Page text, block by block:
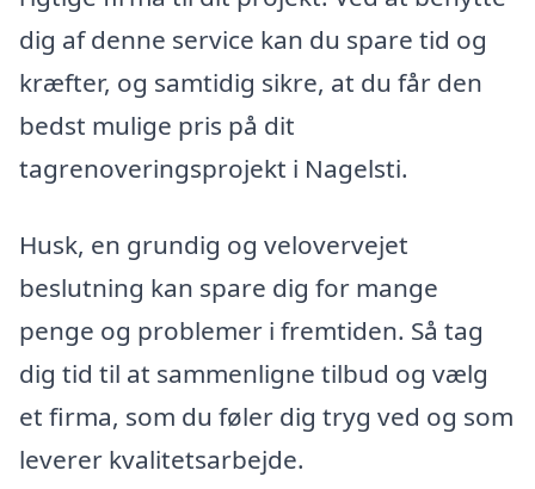
dig af denne service kan du spare tid og
kræfter, og samtidig sikre, at du får den
bedst mulige pris på dit
tagrenoveringsprojekt i Nagelsti.
Husk, en grundig og velovervejet
beslutning kan spare dig for mange
penge og problemer i fremtiden. Så tag
dig tid til at sammenligne tilbud og vælg
et firma, som du føler dig tryg ved og som
leverer kvalitetsarbejde.